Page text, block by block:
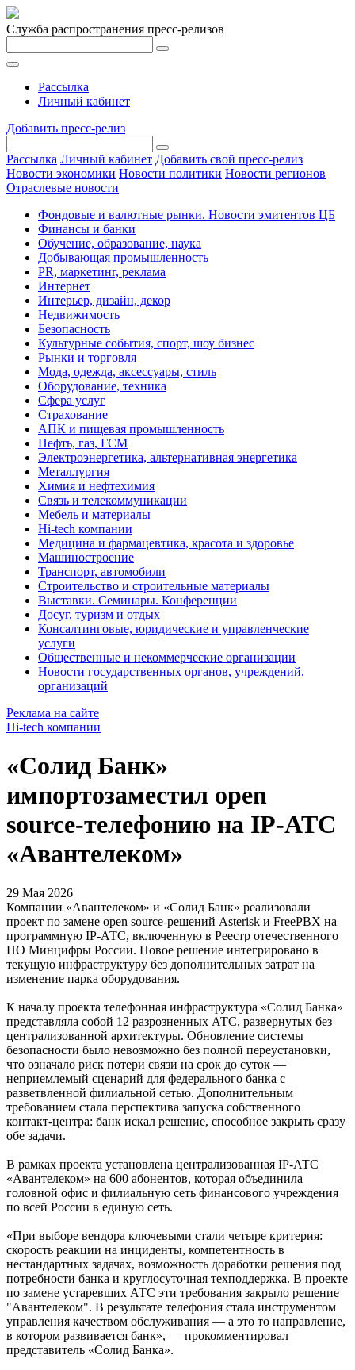
Служба распространения пресс-релизов
Рассылка
Личный кабинет
Добавить пресс-релиз
Рассылка Личный кабинет Добавить свой пресс-релиз
Новости экономики Новости политики Новости регионов
Отраслевые новости
Фондовые и валютные рынки. Новости эмитентов ЦБ
Финансы и банки
Обучение, образование, наука
Добывающая промышленность
PR, маркетинг, реклама
Интернет
Интерьер, дизайн, декор
Недвижимость
Безопасность
Культурные события, спорт, шоу бизнес
Рынки и торговля
Мода, одежда, аксессуары, стиль
Оборудование, техника
Сфера услуг
Страхование
АПК и пищевая промышленность
Нефть, газ, ГСМ
Электроэнергетика, альтернативная энергетика
Металлургия
Химия и нефтехимия
Связь и телекоммуникации
Мебель и материалы
Hi-tech компании
Медицина и фармацевтика, красота и здоровье
Машиностроение
Транспорт, автомобили
Строительство и строительные материалы
Выставки. Семинары. Конференции
Досуг, туризм и отдых
Консалтинговые, юридические и управленческие
услуги
Общественные и некоммерческие организации
Новости государственных органов, учреждений,
организаций
Реклама на сайте
Hi-tech компании
«Солид Банк»
импортозаместил open
source-телефонию на IP-ATC
«Авантелеком»
29 Мая 2026
Компании «Авантелеком» и «Солид Банк» реализовали
проект по замене open source-решений Asterisk и FreePBX на
программную IP-АТС, включенную в Реестр отечественного
ПО Минцифры России. Новое решение интегрировано в
текущую инфраструктуру без дополнительных затрат на
изменение парка оборудования.
К началу проекта телефонная инфраструктура «Солид Банка»
представляла собой 12 разрозненных АТС, развернутых без
централизованной архитектуры. Обновление системы
безопасности было невозможно без полной переустановки,
что означало риск потери связи на срок до суток —
неприемлемый сценарий для федерального банка с
разветвленной филиальной сетью. Дополнительным
требованием стала перспектива запуска собственного
контакт-центра: банк искал решение, способное закрыть сразу
обе задачи.
В рамках проекта установлена централизованная IP-АТС
«Авантелеком» на 600 абонентов, которая объединила
головной офис и филиальную сеть финансового учреждения
по всей России в единую сеть.
«При выборе вендора ключевыми стали четыре критерия:
скорость реакции на инциденты, компетентность в
нестандартных задачах, возможность доработки решения под
потребности банка и круглосуточная техподдержка. В проекте
по замене устаревших АТС эти требования закрыло решение
"Авантелеком". В результате телефония стала инструментом
управления качеством обслуживания — а это то направление,
в котором развивается банк», — прокомментировал
представитель «Солид Банка».